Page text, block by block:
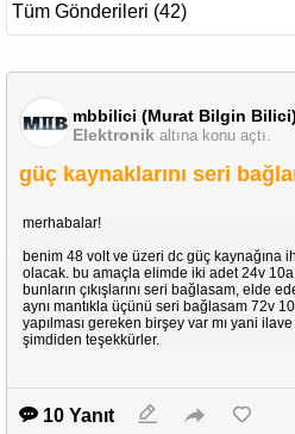
mbbilici (Murat Bilgin Bilici)
Elektronik altına konu açtı.
güç kaynaklarını seri
merhabalar!
benim 48 volt ve üzeri dc güç kaynağına
olacak. bu amaçla elimde iki adet 24v
bunların çıkışlarını seri bağlasam, elde
aynı mantıkla üçünü seri bağlasam 72v
yapılması gereken birşey var mı yani
şimdiden teşekkürler.
10 Yanıt